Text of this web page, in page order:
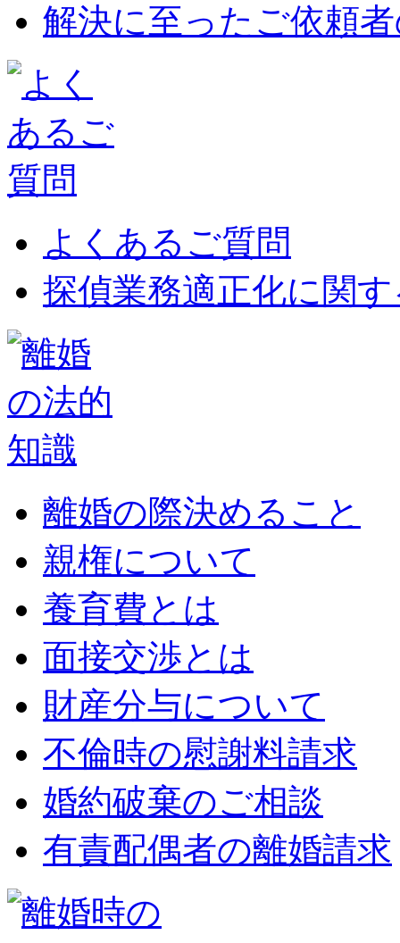
解決に至ったご依頼
よくあるご質問
探偵業務適正化に関
離婚の際決めること
親権について
養育費とは
面接交渉とは
財産分与について
不倫時の慰謝料請求
婚約破棄のご相談
有責配偶者の離婚請求